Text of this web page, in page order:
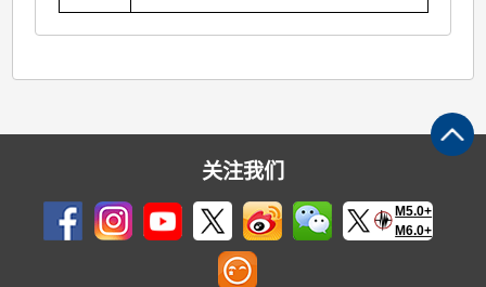
关注我们
M5.0+
M6.0+